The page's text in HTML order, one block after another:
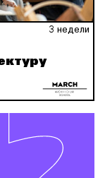
3 недели